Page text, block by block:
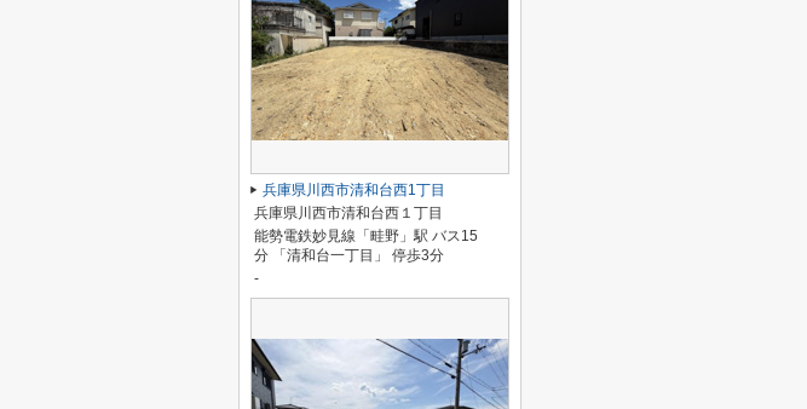
兵庫県川西市清和台西1丁目
兵庫県川西市清和台西１丁目
能勢電鉄妙見線「畦野」駅 バス15
分 「清和台一丁目」 停歩3分
-